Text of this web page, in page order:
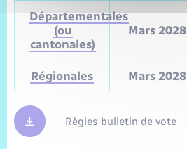
Départementales
(ou
cantonales)
Mars 2028
Régionales Mars 2028
Règles bulletin de vote